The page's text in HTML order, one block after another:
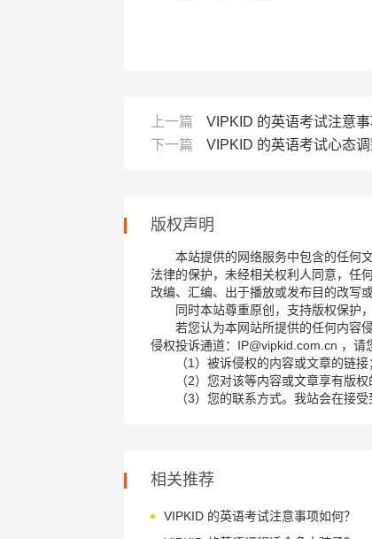
上一篇
VIPKID 的英语考试注意事
下一篇
VIPKID 的英语考试心态调
版权声明
本站提供的网络服务中包含的任何
法律的保护，未经相关权利人同意，任
改编、汇编、出于播放或发布目的改写
同时本站尊重原创，支持版权保护
若您认为本网站所提供的任何内容
侵权投诉通道：IP@vipkid.com.cn ，请
（1）被诉侵权的内容或文章的链接
（2）您对该等内容或文章享有版权
（3）您的联系方式。我站会在接
相关推荐
VIPKID 的英语考试注意事项如何？